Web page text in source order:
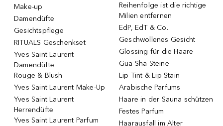
Make-up
Damendüfte
Gesichtspflege
RITUALS Geschenkset
Yves Saint Laurent
Damendüfte
Rouge & Blush
Yves Saint Laurent Make-Up
Yves Saint Laurent
Herrendüfte
Yves Saint Laurent Parfum
Reihenfolge ist die richtige
Milien entfernen
EdP, EdT & Co.
Geschwollenes Gesicht
Glossing für die Haare
Gua Sha Steine
Lip Tint & Lip Stain
Arabische Parfums
Haare in der Sauna schützen
Festes Parfum
Haarausfall im Alter